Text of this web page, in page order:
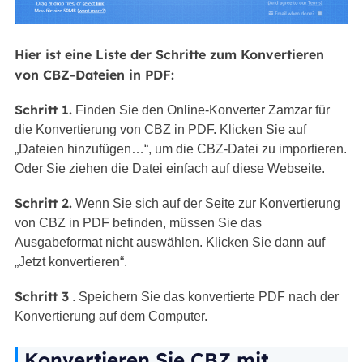
Hier ist eine Liste der Schritte zum Konvertieren
von CBZ-Dateien in PDF:
Schritt 1.Finden Sie den Online-Konverter Zamzar für
die Konvertierung von CBZ in PDF. Klicken Sie auf
„Dateien hinzufügen…“, um die CBZ-Datei zu importieren.
Oder Sie ziehen die Datei einfach auf diese Webseite.
Schritt 2.Wenn Sie sich auf der Seite zur Konvertierung
von CBZ in PDF befinden, müssen Sie das
Ausgabeformat nicht auswählen. Klicken Sie dann auf
„Jetzt konvertieren“.
Schritt 3. Speichern Sie das konvertierte PDF nach der
Konvertierung auf dem Computer.